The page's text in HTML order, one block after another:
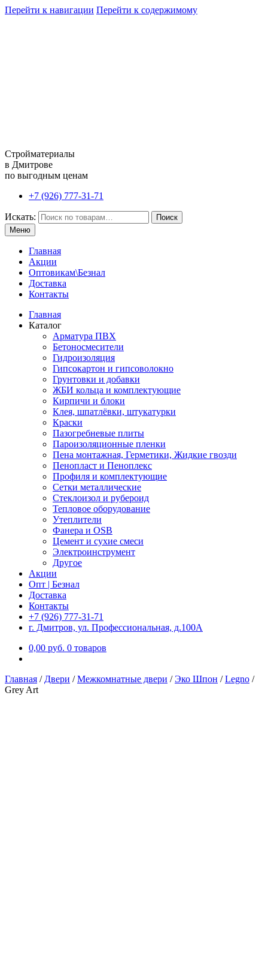
Перейти к навигации Перейти к содержимому
Стройматериалы
в Дмитрове
по выгодным ценам
+7 (926) 777-31-71
Искать:
Поиск
Меню
Главная
Акции
Оптовикам\Безнал
Доставка
Контакты
Главная
Каталог
Арматура ПВХ
Бетоносмесители
Гидроизоляция
Гипсокартон и гипсоволокно
Грунтовки и добавки
ЖБИ кольца и комплектующие
Кирпичи и блоки
Клея, шпатлёвки, штукатурки
Краски
Пазогребневые плиты
Пароизоляционные пленки
Пена монтажная, Герметики, Жидкие гвозди
Пенопласт и Пеноплекс
Профиля и комплектующие
Сетки металлические
Стеклоизол и рубероид
Тепловое оборудование
Утеплители
Фанера и OSB
Цемент и сухие смеси
Электроинструмент
Другое
Акции
Опт | Безнал
Доставка
Контакты
+7 (926) 777-31-71
г. Дмитров, ул. Профессиональная, д.100А
0,00 руб. 0 товаров
Главная / Двери /Межкомнатные двери /Эко Шпон /Legno /
Grey Art